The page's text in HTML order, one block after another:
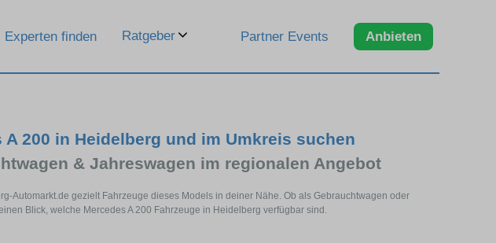
Experten finden Ratgeber Partner Events Anbieten
A 200 in Heidelberg und im Umkreis suchen
& Jahreswagen im regionalen Angebot
Automarkt.de gezielt Fahrzeuge dieses Models in deiner Nähe. Ob als Gebrauchtwagen oder
Blick, welche Mercedes A 200 Fahrzeuge in Heidelberg verfügbar sind.